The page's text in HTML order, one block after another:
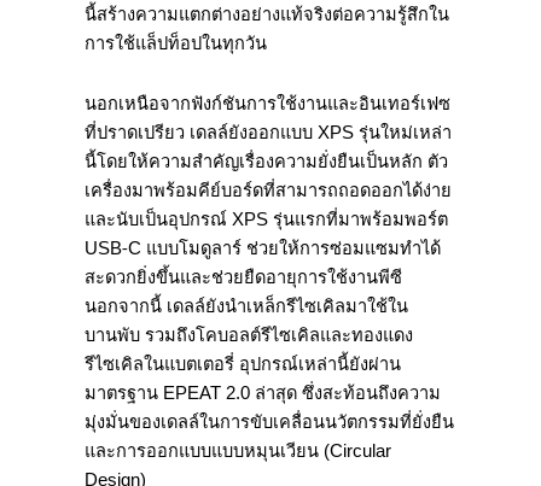
นี้สร้างความแตกต่างอย่างแท้จริงต่อความรู้สึกใน
การใช้แล็ปท็อปในทุกวัน
นอกเหนือจากฟังก์ชันการใช้งานและอินเทอร์เฟซ
ที่ปราดเปรียว เดลล์ยังออกแบบ XPS รุ่นใหม่เหล่า
นี้โดยให้ความสำคัญเรื่องความยั่งยืนเป็นหลัก ตัว
เครื่องมาพร้อมคีย์บอร์ดที่สามารถถอดออกได้ง่าย
และนับเป็นอุปกรณ์ XPS รุ่นแรกที่มาพร้อมพอร์ต
USB-C แบบโมดูลาร์ ช่วยให้การซ่อมแซมทำได้
สะดวกยิ่งขึ้นและช่วยยืดอายุการใช้งานพีซี
นอกจากนี้ เดลล์ยังนำเหล็กรีไซเคิลมาใช้ใน
บานพับ รวมถึงโคบอลต์รีไซเคิลและทองแดง
รีไซเคิลในแบตเตอรี่ อุปกรณ์เหล่านี้ยังผ่าน
มาตรฐาน EPEAT 2.0 ล่าสุด ซึ่งสะท้อนถึงความ
มุ่งมั่นของเดลล์ในการขับเคลื่อนนวัตกรรมที่ยั่งยืน
และการออกแบบแบบหมุนเวียน (Circular
Design)